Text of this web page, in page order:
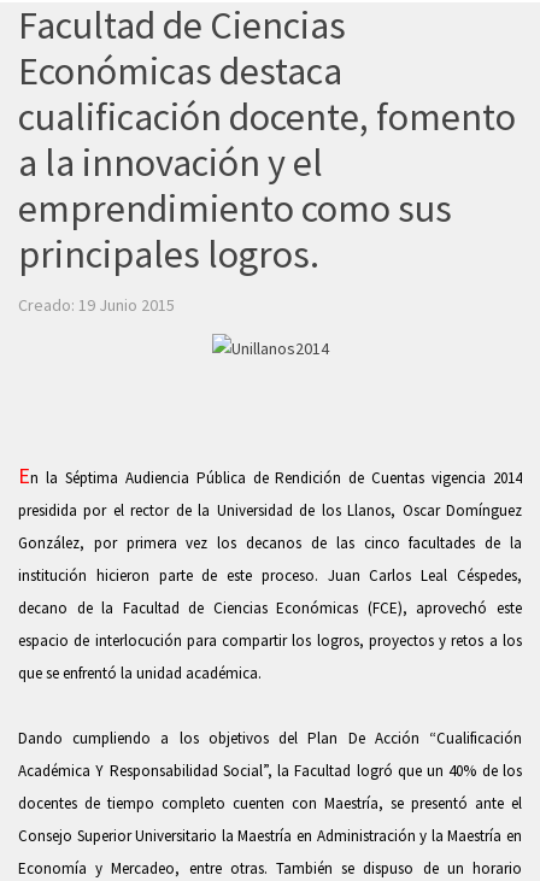
Facultad de Ciencias
Económicas destaca
cualificación docente, fomento
a la innovación y el
emprendimiento como sus
principales logros.
Creado: 19 Junio 2015
En la Séptima Audiencia Pública de Rendición de Cuentas vigencia 2014
presidida por el rector de la Universidad de los Llanos, Oscar Domínguez
González, por primera vez los decanos de las cinco facultades de la
institución hicieron parte de este proceso. Juan Carlos Leal Céspedes,
decano de la Facultad de Ciencias Económicas (FCE), aprovechó este
espacio de interlocución para compartir los logros, proyectos y retos a los
que se enfrentó la unidad académica.
Dando cumpliendo a los objetivos del Plan De Acción “Cualificación
Académica Y Responsabilidad Social”, la Facultad logró que un 40% de los
docentes de tiempo completo cuenten con Maestría, se presentó ante el
Consejo Superior Universitario la Maestría en Administración y la Maestría en
Economía y Mercadeo, entre otras. También se dispuso de un horario